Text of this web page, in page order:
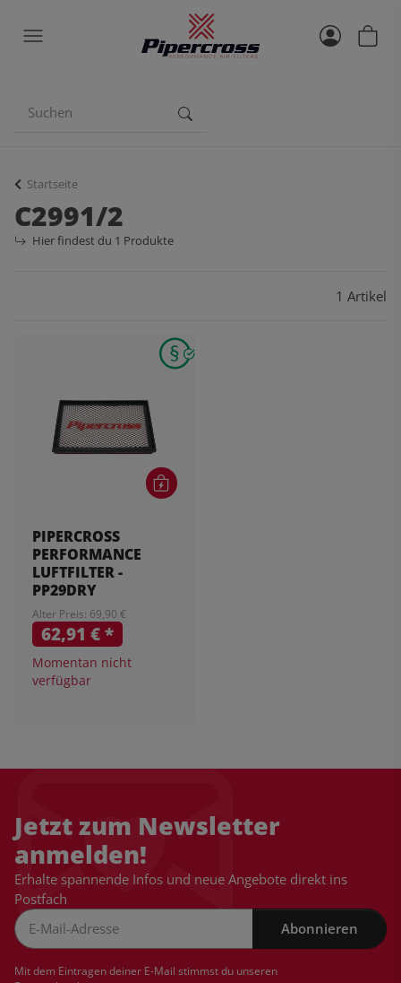
Startseite
C2991/2
Hier findest du 1 Produkte
1 Artikel
PIPERCROSS
PERFORMANCE
LUFTFILTER -
PP29DRY
Alter Preis: 69,90 €
62,91 €*
Momentan nicht
verfügbar
Jetzt zum Newsletter
anmelden!
Erhalte spannende Infos und neue Angebote direkt ins
Postfach
Abonnieren
Mit dem Eintragen deiner E-Mail stimmst du unseren